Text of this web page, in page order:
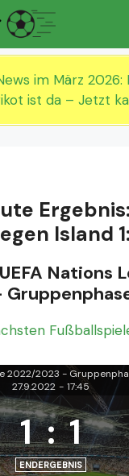
im März 2026:
ist da – Jetzt
Ergebnis:
Island
Nations
2022/2023 -
27.9.2022 - 17:45
1 : 1
ENDERGEBNIS